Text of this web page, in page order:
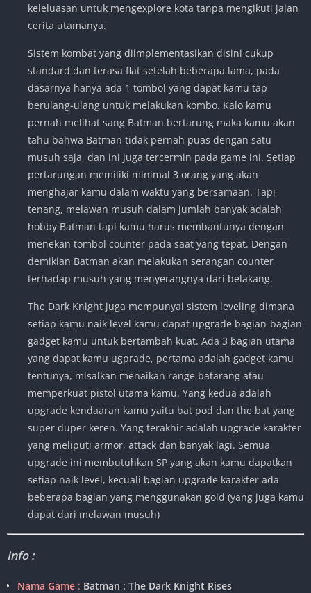
keleluasan untuk mengexplore kota tanpa mengikuti jalan
cerita utamanya.
Sistem kombat yang diimplementasikan disini cukup
standard dan terasa flat setelah beberapa lama, pada
dasarnya hanya ada 1 tombol yang dapat kamu tap
berulang-ulang untuk melakukan kombo. Kalo kamu
pernah melihat sang Batman bertarung maka kamu akan
tahu bahwa Batman tidak pernah puas dengan satu
musuh saja, dan ini juga tercermin pada game ini. Setiap
pertarungan memiliki minimal 3 orang yang akan
menghajar kamu dalam waktu yang bersamaan. Tapi
tenang, melawan musuh dalam jumlah banyak adalah
hobby Batman tapi kamu harus membantunya dengan
menekan tombol counter pada saat yang tepat. Dengan
demikian Batman akan melakukan serangan counter
terhadap musuh yang menyerangnya dari belakang.
The Dark Knight juga mempunyai sistem leveling dimana
setiap kamu naik level kamu dapat upgrade bagian-bagian
gadget kamu untuk bertambah kuat. Ada 3 bagian utama
yang dapat kamu ugprade, pertama adalah gadget kamu
tentunya, misalkan menaikan range batarang atau
memperkuat pistol utama kamu. Yang kedua adalah
upgrade kendaaran kamu yaitu bat pod dan the bat yang
super duper keren. Yang terakhir adalah upgrade karakter
yang meliputi armor, attack dan banyak lagi. Semua
upgrade ini membutuhkan SP yang akan kamu dapatkan
setiap naik level, kecuali bagian upgrade karakter ada
beberapa bagian yang menggunakan gold (yang juga kamu
dapat dari melawan musuh)
Info :
Nama Game : Batman : The Dark Knight Rises